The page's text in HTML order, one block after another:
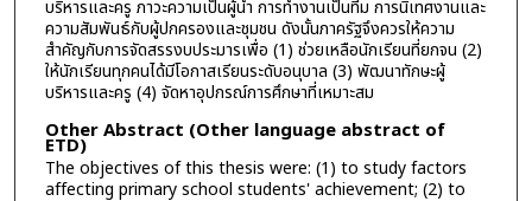
บริหารและครู ภาวะความเป็นผู้นำ การทำงานเป็นทีม การนิเทศงานและ
ความสัมพันธ์กับผู้ปกครองและชุมชน ดังนั้นภาครัฐจึงควรให้ความ
สำคัญกับการจัดสรรงบประมารเพื่อ (1) ช่วยเหลือนักเรียนที่ยกจน (2)
ให้นักเรียนทุกคนได้มีโอกาสเรียนระดับอนุบาล (3) พัฒนาทักษะผู้
บริหารและครู (4) จัดหาอุปกรณ์การศึกษาที่เหมาะสม
Other Abstract (Other language abstract of
ETD)
The objectives of this thesis were: (1) to study factors
affecting primary school students' achievement; (2) to